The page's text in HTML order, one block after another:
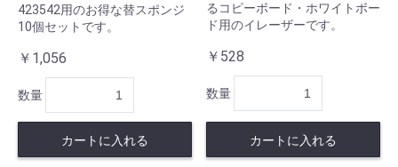
423542用のお得な替スポンジ
10個セットです。
￥1,056
数量
カートに入れる
るコピーボード・ホワイトボー
ド用のイレーザーです。
￥528
数量
カートに入れる